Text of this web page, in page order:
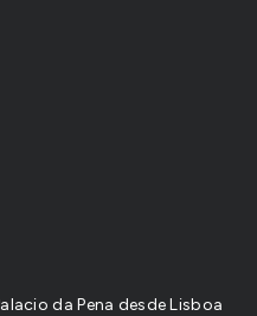
da Pena desde Lisboa